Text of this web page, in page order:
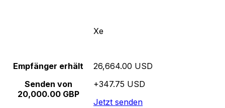
Xe
Empfänger erhält
Senden von
20,000.00 GBP
26,664.00 USD
+347.75 USD
Jetzt senden